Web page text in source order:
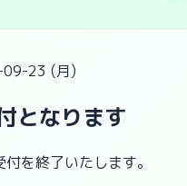
23 (月)
となります
を終了いたします。